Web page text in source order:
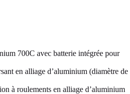
700C avec batterie intégrée pour
en alliage d’aluminium (diamètre de
à roulements en alliage d’aluminium